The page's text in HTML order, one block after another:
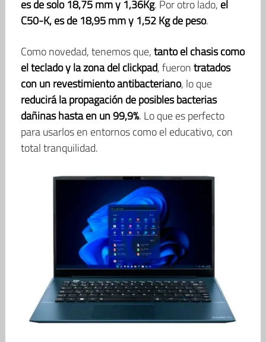
es de solo 18,75 mm y 1,36Kg. Por otro lado, el
C50-K, es de 18,95 mm y 1,52 Kg de peso.
Como novedad, tenemos que,tanto el chasis como
el teclado y la zona del clickpad, fuerontratados
con un revestimiento antibacteriano, lo que
reducirá la propagación de posibles bacterias
dañinas hasta en un 99,9%. Lo que es perfecto
para usarlos en entornos como el educativo, con
total tranquilidad.